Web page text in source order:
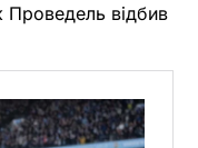
Проведель відбив